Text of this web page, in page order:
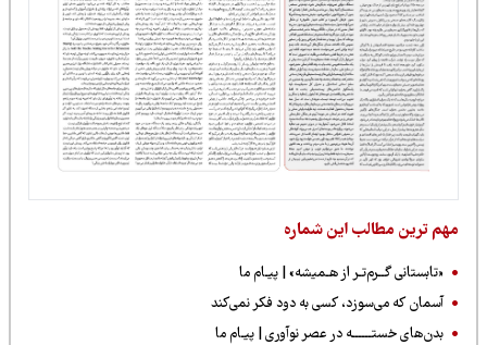
مهم ترین مطالب این شماره
«تابستانی گــرم‌تـر از هـمیشه» | پیـام ما
آسمان که می‌سوزد، کسی به دود فکر نمی‌کند
بدن‌های خستــــــه در عصر نوآوری | پیـام ما